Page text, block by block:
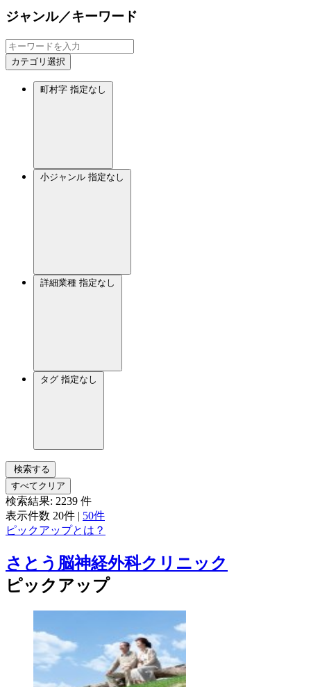
ジャンル／キーワード
カテゴリ選択
町村字 指定なし
小ジャンル 指定なし
詳細業種 指定なし
タグ 指定なし
検索する
すべてクリア
検索結果: 2239 件
表示件数 20件 | 50件
ピックアップとは？
さとう脳神経外科クリニック
ピックアップ